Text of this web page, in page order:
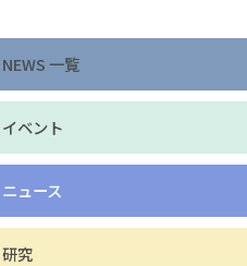
NEWS 一覧
イベント
ニュース
研究